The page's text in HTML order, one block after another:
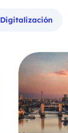
Digitalización